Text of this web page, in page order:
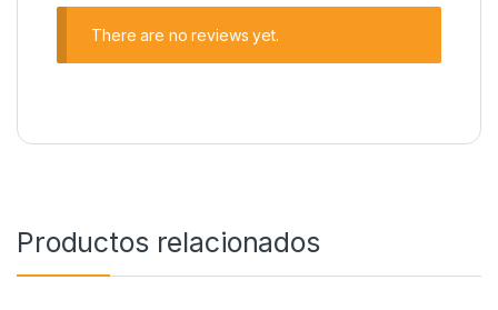
There are no reviews yet.
Productos relacionados